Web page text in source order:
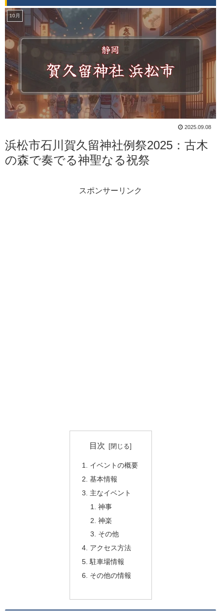
10月
2025.09.08
浜松市石川賀久留神社例祭2025：古木
の森で奏でる神聖なる祝祭
スポンサーリンク
目次
イベントの概要
基本情報
主なイベント
神事
神楽
その他
アクセス方法
駐車場情報
その他の情報